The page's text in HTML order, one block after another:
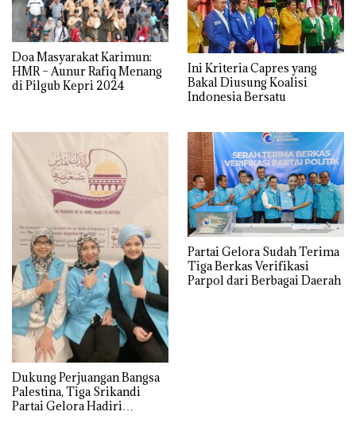
Doa Masyarakat Karimun:
HMR – Aunur Rafiq Menang
di Pilgub Kepri 2024
Ini Kriteria Capres yang
Bakal Diusung Koalisi
Indonesia Bersatu
Dukung Perjuangan Bangsa
Palestina, Tiga Srikandi
Partai Gelora Hadiri
Partai Gelora Sudah Terima
Tiga Berkas Verifikasi
Parpol dari Berbagai Daerah